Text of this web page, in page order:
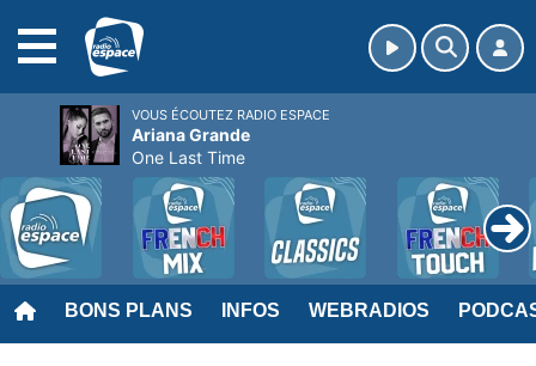
BONS PLANS INFOS WEBRADIOS
VOUS ÉCOUTEZ RADIO ESPACE
Ariana Grande
One Last Time